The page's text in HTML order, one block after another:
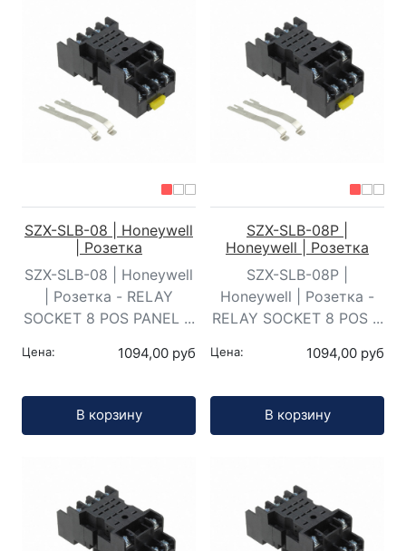
SZX-SLB-08 | Honeywell
| Розетка
SZX-SLB-08 | Honeywell
| Розетка - RELAY
SOCKET 8 POS PANEL ...
Цена: 1094,00 руб
В корзину
SZX-SLB-08P |
Honeywell | Розетка
SZX-SLB-08P |
Honeywell | Розетка -
RELAY SOCKET 8 POS ...
Цена: 1094,00 руб
В корзину